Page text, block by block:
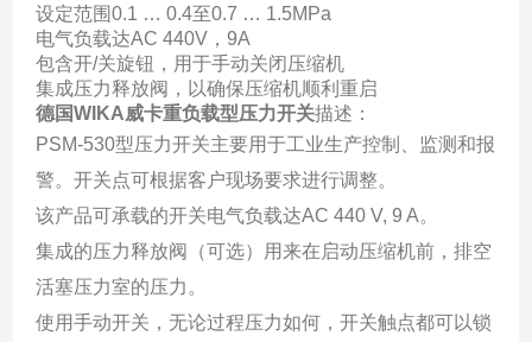
设定范围0.1 … 0.4至0.7 … 1.5MPa
电气负载达AC 440V，9A
包含开/关旋钮，用于手动关闭压缩机
集成压力释放阀，以确保压缩机顺利重启
德国WIKA威卡重负载型压力开关描述：
PSM-530型压力开关主要用于工业生产控制、监测和报
警。开关点可根据客户现场要求进行调整。
该产品可承载的开关电气负载达AC 440 V, 9 A。
集成的压力释放阀（可选）用来在启动压缩机前，排空
活塞压力室的压力。
使用手动开关，无论过程压力如何，开关触点都可以锁